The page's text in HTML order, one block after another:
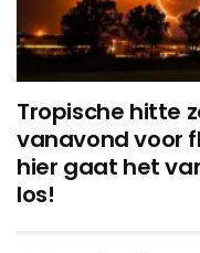
Tropische hitte
vanavond voor
hier gaat het
los!